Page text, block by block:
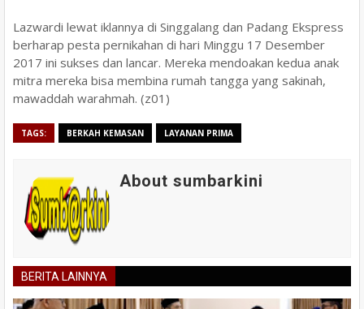
Lazwardi lewat iklannya di Singgalang dan Padang Ekspress
berharap pesta pernikahan di hari Minggu 17 Desember
2017 ini sukses dan lancar. Mereka mendoakan kedua anak
mitra mereka bisa membina rumah tangga yang sakinah,
mawaddah warahmah. (z01)
TAGS: BERKAH KEMASAN LAYANAN PRIMA
About sumbarkini
BERITA LAINNYA